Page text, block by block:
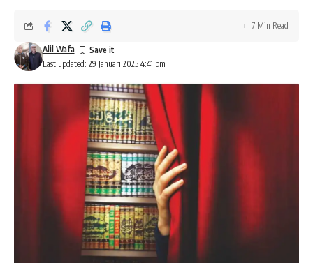
Last updated: 29 Januari 2025 4:41 pm
Alil Wafa
7 Min Read